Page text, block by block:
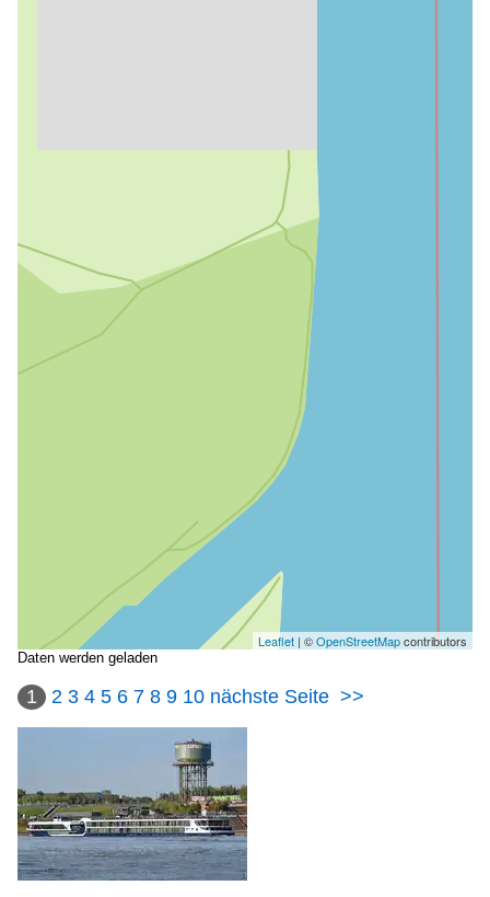
Leaflet | ©OpenStreetMapcontributors
Daten werden geladen
1 2 3 4 5 6 7 8 9 10 nächste Seite >>